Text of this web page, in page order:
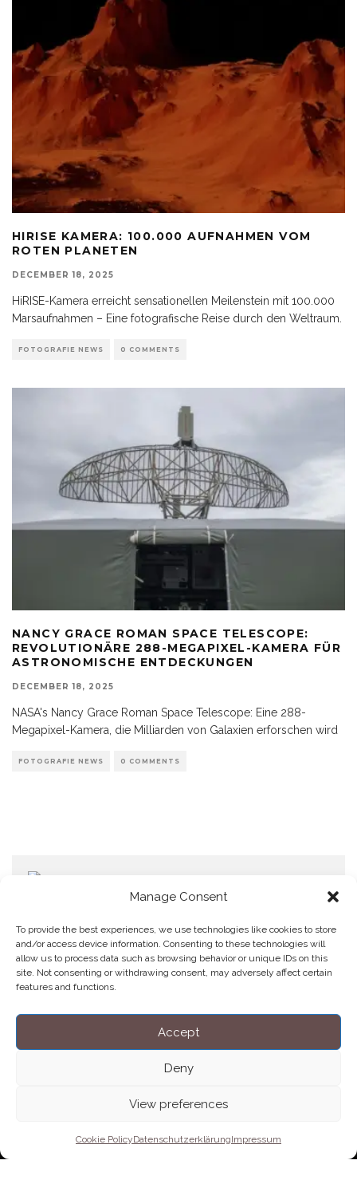
Manage Consent
To provide the best experiences, we use technologies like cookies to store
and/or access device information. Consenting to these technologies will
allow us to process data such as browsing behavior or unique IDs on this
site. Not consenting or withdrawing consent, may adversely affect certain
features and functions.
Accept
Deny
View preferences
Cookie PolicyDatenschutzerklärungImpressum
HIRISE KAMERA: 100.000 AUFNAHMEN VOM
ROTEN PLANETEN
DECEMBER 18, 2025
HiRISE-Kamera erreicht sensationellen Meilenstein mit 100.000
Marsaufnahmen – Eine fotografische Reise durch den Weltraum.
FOTOGRAFIE NEWS 0 COMMENTS
NANCY GRACE ROMAN SPACE TELESCOPE:
REVOLUTIONÄRE 288-MEGAPIXEL-KAMERA FÜR
ASTRONOMISCHE ENTDECKUNGEN
DECEMBER 18, 2025
NASA's Nancy Grace Roman Space Telescope: Eine 288-
Megapixel-Kamera, die Milliarden von Galaxien erforschen wird
FOTOGRAFIE NEWS 0 COMMENTS
Home
Datenschutzerklärung
Impressum
Cookie Policy (EU)